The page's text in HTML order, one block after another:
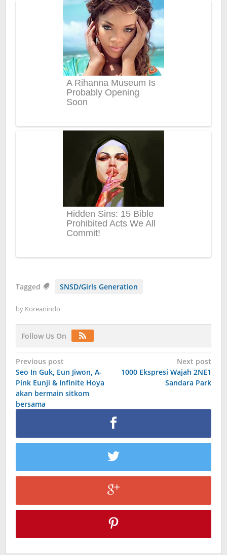
Tagged SNSD/Girls Generation
by Koreanindo
Follow Us On
Post
navigation
Previous post
Seo In Guk, Eun Jiwon, A-
Pink Eunji & Infinite Hoya
akan bermain sitkom
bersama
Next post
1000 Ekspresi Wajah 2NE1
Sandara Park